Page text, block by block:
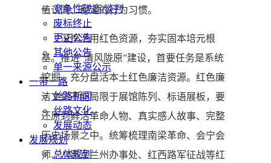
竞争性磋商/谈判
废标终止
更正公告
其他公告
单一来源公示
一带一路
丝路新闻
丝路文化
发展动态
发展规划
总体规划
值认同、稳定的行为习惯。
深挖活用红色资源，夯实固本培元根
基。推进“清风陇原”建设，首要任务是系统
挖掘、充分盘活本土红色廉洁资源。红色廉
洁文化不能局限于展馆陈列、标语展板，要
还原到鲜活革命人物、真实感人故事、完整
历史场景之中。统筹梳理南梁革命、会宁会
师、八路军兰州办事处、红西路军征战等红